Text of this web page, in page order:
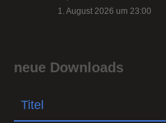
1. August 2026 um 23:00
neue Downloads
Titel